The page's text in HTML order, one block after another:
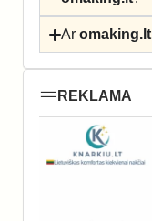
Aromaking.lt
REKLAMA